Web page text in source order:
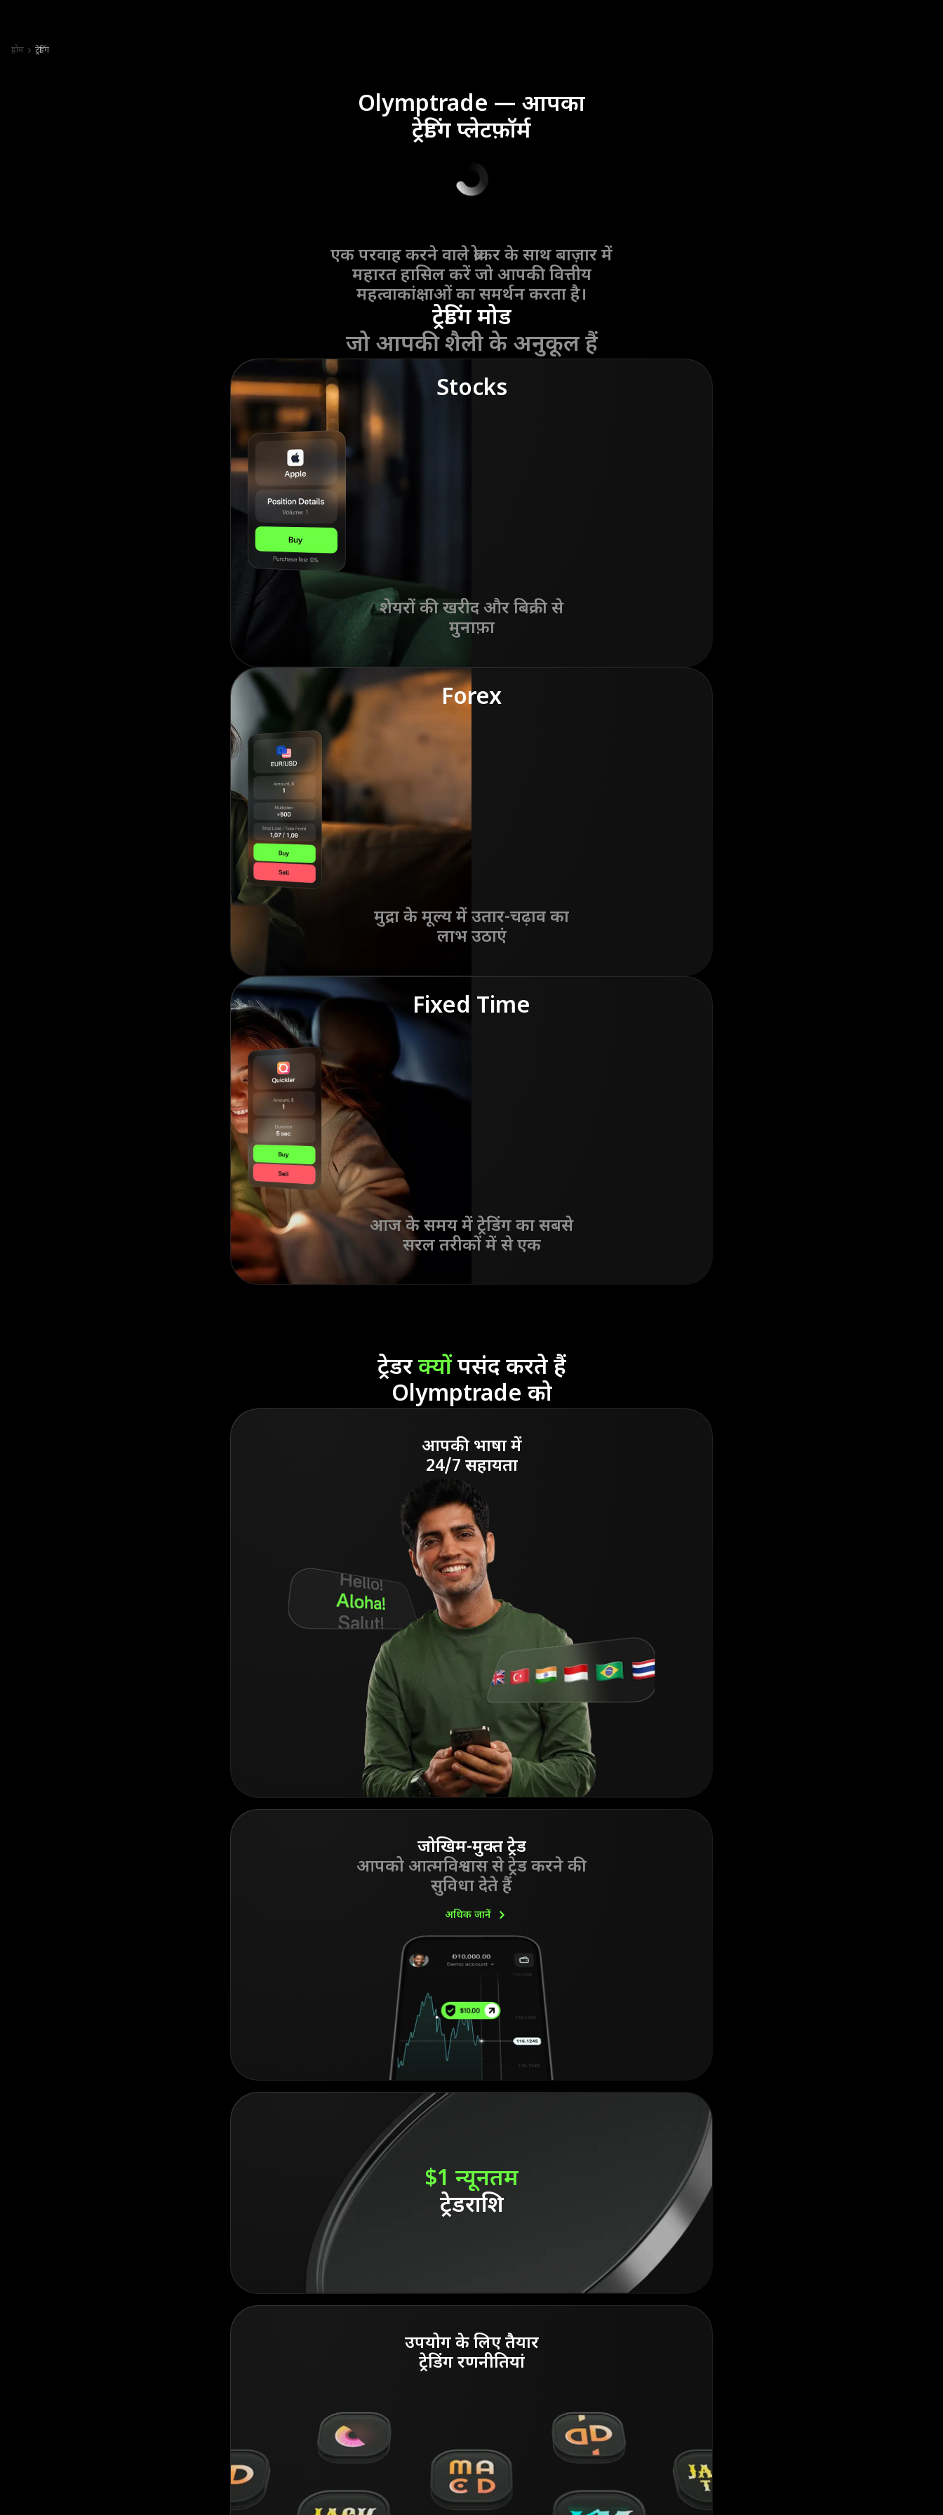
होम ट्रेडिंग
Olymptrade — आपका
ट्रेडिंग प्लेटफ़ॉर्म
एक परवाह करने वाले ब्रोकर के साथ बाज़ार में
महारत हासिल करें जो आपकी वित्तीय
महत्वाकांक्षाओं का समर्थन करता है।
ट्रेडिंग मोड
जो आपकी शैली के अनुकूल हैं
Stocks
शेयरों की खरीद और बिक्री से
मुनाफ़ा
Forex
मुद्रा के मूल्य में उतार-चढ़ाव का
लाभ उठाएं
Fixed Time
आज के समय में ट्रेडिंग का सबसे
सरल तरीकों में से एक
ट्रेडरक्योंपसंद करते हैं
Olymptrade को
आपकी भाषा में
24/7 सहायता
जोखिम-मुक्त ट्रेड
आपको आत्मविश्वास से ट्रेड करने की
सुविधा देते हैं
अधिक जानें
$1 न्यूनतम
ट्रेडराशि
उपयोग के लिए तैयार
ट्रेडिंग रणनीतियां